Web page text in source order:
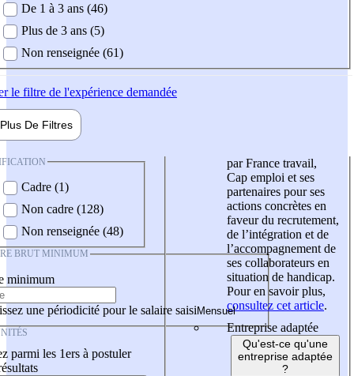
De 1 à 3 ans (46)
Plus de 3 ans (5)
Non renseignée (61)
le filtre de l'expérience demandée
Plus De Filtres
Cadre (1)
Non cadre (128)
Non renseignée (48)
BRUT MINIMUM
minimum
une périodicité pour le salaire saisi
parmi les 1ers à postuler
par France travail,
Cap emploi et ses
partenaires pour ses
actions concrètes en
faveur du recrutement,
de l’intégration et de
l’accompagnement de
ses collaborateurs en
situation de handicap.
Pour en savoir plus,
consultez cet article.
Entreprise adaptée
Qu'est-ce qu'une
entreprise adaptée
?